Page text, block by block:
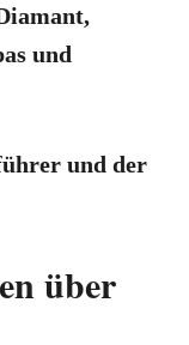
und
und der
über